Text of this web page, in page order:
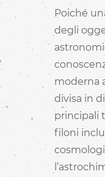
Poiché
degli
moderna
divisa in
principali
filoni